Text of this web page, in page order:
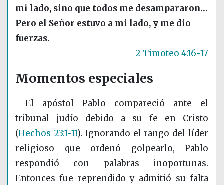
mi lado, sino que todos me desampararon…
Pero el Señor estuvo a mi lado, y me dio
fuerzas.
2 Timoteo 4:16-17
Momentos especiales
El apóstol Pablo compareció ante el
tribunal judío debido a su fe en Cristo
(Hechos 23:1-11). Ignorando el rango del líder
religioso que ordenó golpearlo, Pablo
respondió con palabras inoportunas.
Entonces fue reprendido y admitió su falta